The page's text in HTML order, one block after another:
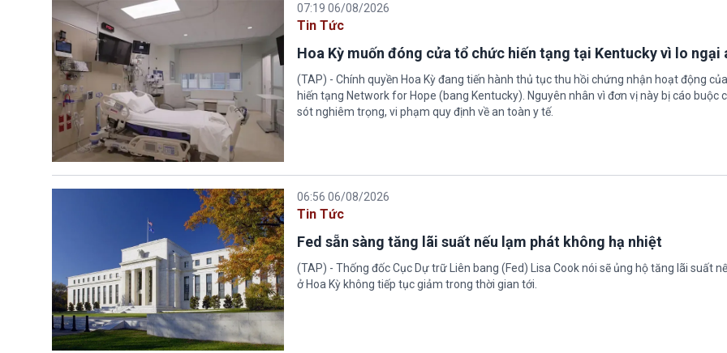
07:19 06/08/2026
Tin Tức
Hoa Kỳ muốn đóng cửa tổ chức hiến tạng tại Kentucky vì lo ngại
(TAP) - Chính quyền Hoa Kỳ đang tiến hành thủ tục thu hồi chứng nhận hoạt động
hiến tạng Network for Hope (bang Kentucky). Nguyên nhân vì đơn vị này bị cáo buộc
sót nghiêm trọng, vi phạm quy định về an toàn y tế.
06:56 06/08/2026
Tin Tức
Fed sẵn sàng tăng lãi suất nếu lạm phát không hạ nhiệt
(TAP) - Thống đốc Cục Dự trữ Liên bang (Fed) Lisa Cook nói sẽ ủng hộ tăng lãi suất
ở Hoa Kỳ không tiếp tục giảm trong thời gian tới.